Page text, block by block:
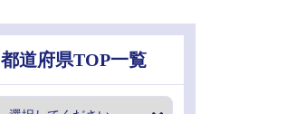
都道府県TOP一覧